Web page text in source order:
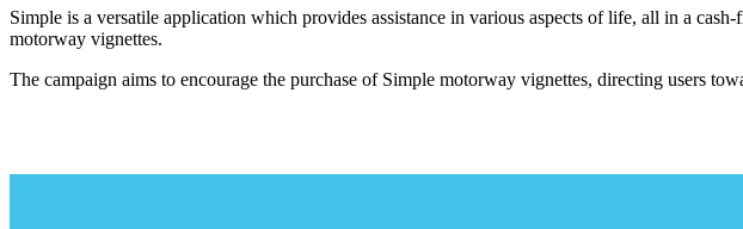
Simple is a versatile application which provides assistance in various aspects of life, all in a
motorway vignettes.
The campaign aims to encourage the purchase of Simple motorway vignettes, directing users